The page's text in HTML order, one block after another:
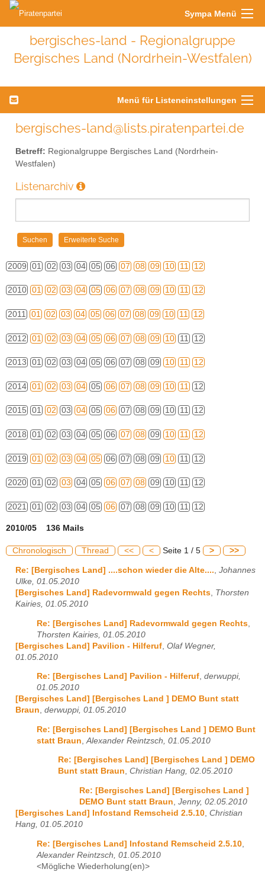
Sympa Menü
bergisches-land - Regionalgruppe
Bergisches Land (Nordrhein-Westfalen)
Menü für Listeneinstellungen
bergisches-land@lists.piratenpartei.de
Betreff: Regionalgruppe Bergisches Land (Nordrhein-
Westfalen)
Listenarchiv
2009 01 02 03 04 05 06 07 08 09 10 11 12
2010 01 02 03 04 05 06 07 08 09 10 11 12
2011 01 02 03 04 05 06 07 08 09 10 11 12
2012 01 02 03 04 05 06 07 08 09 10 11 12
2013 01 02 03 04 05 06 07 08 09 10 11 12
2014 01 02 03 04 05 06 07 08 09 10 11 12
2015 01 02 03 04 05 06 07 08 09 10 11 12
2018 01 02 03 04 05 06 07 08 09 10 11 12
2019 01 02 03 04 05 06 07 08 09 10 11 12
2020 01 02 03 04 05 06 07 08 09 10 11 12
2021 01 02 03 04 05 06 07 08 09 10 11 12
2010/05 136 Mails
Chronologisch Thread << < Seite 1 / 5 > >>
Re: [Bergisches Land] ....schon wieder die Alte.... Johannes
Ulke, 01.05.2010
[Bergisches Land] Radevormwald gegen Rechts Thorsten
Kairies, 01.05.2010
Re: [Bergisches Land] Radevormwald gegen Rechts
Thorsten Kairies, 01.05.2010
[Bergisches Land] Pavilion - Hilferuf Olaf Wegner,
01.05.2010
Re: [Bergisches Land] Pavilion - Hilferuf, derwuppi,
01.05.2010
[Bergisches Land] [Bergisches Land ] DEMO Bunt statt
Braun, derwuppi, 01.05.2010
Re: [Bergisches Land] [Bergisches Land ] DEMO Bunt
statt Braun Alexander Reintzsch, 01.05.2010
Re: [Bergisches Land] [Bergisches Land ] DEMO
Bunt statt Braun, Christian Hang, 02.05.2010
Re: [Bergisches Land] [Bergisches Land ]
DEMO Bunt statt Braun Jenny, 02.05.2010
[Bergisches Land] Infostand Remscheid 2.5.10 Christian
Hang, 01.05.2010
Re: [Bergisches Land] Infostand Remscheid 2.5.10
Alexander Reintzsch, 01.05.2010
<Mögliche Wiederholung(en)>